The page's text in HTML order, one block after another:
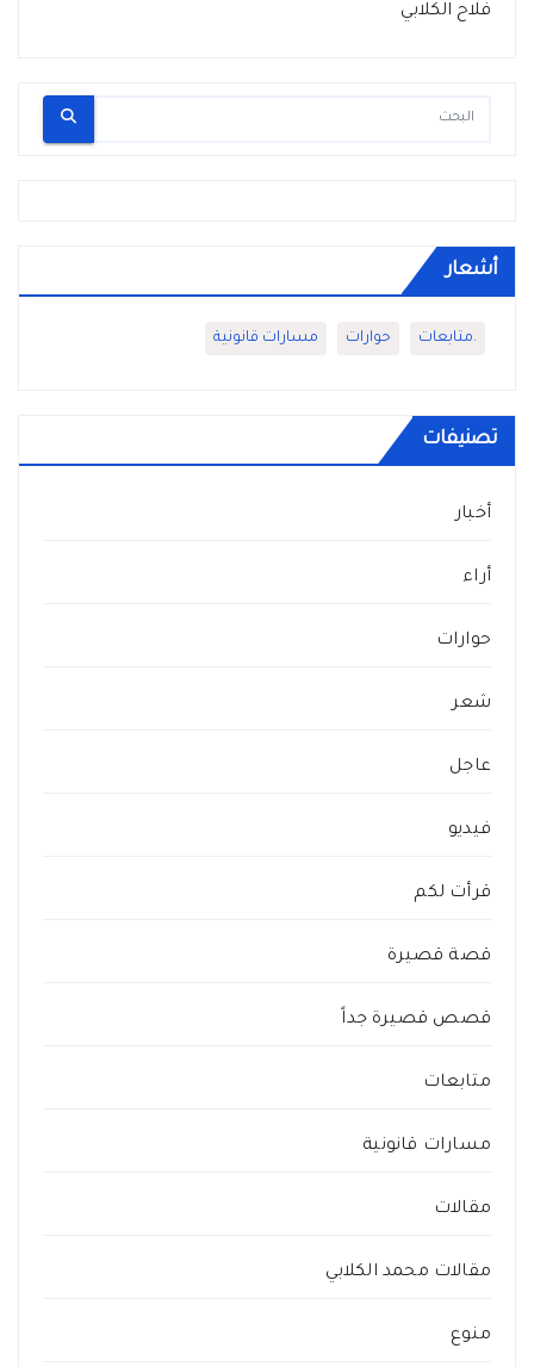
فلاح الكلابي
أشعار
.متابعات حوارات مسارات قانونية
تصنيفات
أخبار
أراء
حوارات
شعر
عاجل
فيديو
قرأت لكم
قصة قصيرة
قصص قصيرة جداً
متابعات
مسارات قانونية
مقالات
مقالات محمد الكلابي
منوع